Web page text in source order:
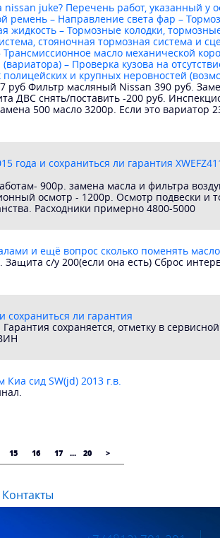
juke? Перечень работ, указанный у
ремень – Направление света фар –
жидкость – Тормозные колодки,
стояночная тормозная система и
масло механической
– Проверка кузова на
и крупных неровностей
Фильтр масляный Nissan 390 руб.
ДВС снять/поставить -200 руб.
500 масло 3200р. Если это вариатор
года и сохраниться ли гарантия
900р. замена масла и фильтра
осмотр - 1200р. Осмотр подвески и
Расходники примерно 4800-5000
и ещё вопрос сколько поменять
с/у 200(если она есть) Сброс
сохраниться ли гарантия
сохраняется, отметку в
Киа сид SW(jd) 2013 г.в.
15 16 17 ... 20 >
Контакты